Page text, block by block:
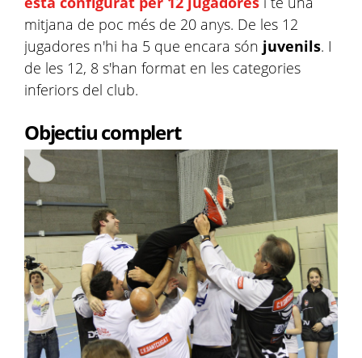
mitjana de poc més de 20 anys. De les 12
jugadores n'hi ha 5 que encara són juvenils. I
de les 12, 8 s'han format en les categories
inferiors del club.
Objectiu complert